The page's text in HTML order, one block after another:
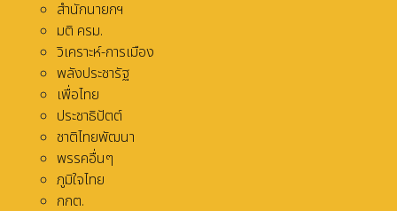
สำนักนายกฯ
มติ ครม.
วิเคราะห์-การเมือง
พลังประชารัฐ
เพื่อไทย
ประชาธิปัตต์
ชาติไทยพัฒนา
พรรคอื่นๆ
ภูมิใจไทย
กกต.